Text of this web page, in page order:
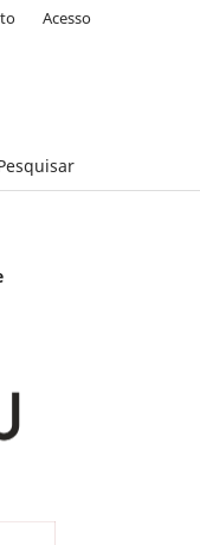
Acesso